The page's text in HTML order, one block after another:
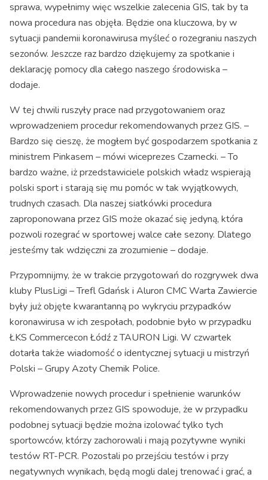
sprawa, wypełnimy więc wszelkie zalecenia GIS, tak by ta
nowa procedura nas objęła. Będzie ona kluczowa, by w
sytuacji pandemii koronawirusa myśleć o rozegraniu naszych
sezonów. Jeszcze raz bardzo dziękujemy za spotkanie i
deklarację pomocy dla całego naszego środowiska –
dodaje.
W tej chwili ruszyły prace nad przygotowaniem oraz
wprowadzeniem procedur rekomendowanych przez GIS. –
Bardzo się cieszę, że mogłem być gospodarzem spotkania z
ministrem Pinkasem – mówi wiceprezes Czarnecki. – To
bardzo ważne, iż przedstawiciele polskich władz wspierają
polski sport i starają się mu pomóc w tak wyjątkowych,
trudnych czasach. Dla naszej siatkówki procedura
zaproponowana przez GIS może okazać się jedyną, która
pozwoli rozegrać w sportowej walce całe sezony. Dlatego
jesteśmy tak wdzięczni za zrozumienie – dodaje.
Przypomnijmy, że w trakcie przygotowań do rozgrywek dwa
kluby PlusLigi – Trefl Gdańsk i Aluron CMC Warta Zawiercie
były już objęte kwarantanną po wykryciu przypadków
koronawirusa w ich zespołach, podobnie było w przypadku
ŁKS Commercecon Łódź z TAURON Ligi. W czwartek
dotarła także wiadomość o identycznej sytuacji u mistrzyń
Polski – Grupy Azoty Chemik Police.
Wprowadzenie nowych procedur i spełnienie warunków
rekomendowanych przez GIS spowoduje, że w przypadku
podobnej sytuacji będzie można izolować tylko tych
sportowców, którzy zachorowali i mają pozytywne wyniki
testów RT-PCR. Pozostali po przejściu testów i przy
negatywnych wynikach, będą mogli dalej trenować i grać, a